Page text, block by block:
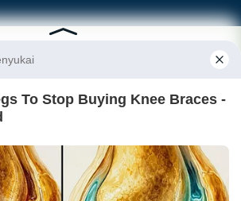
Advertising Karier Pedoman Media Siber